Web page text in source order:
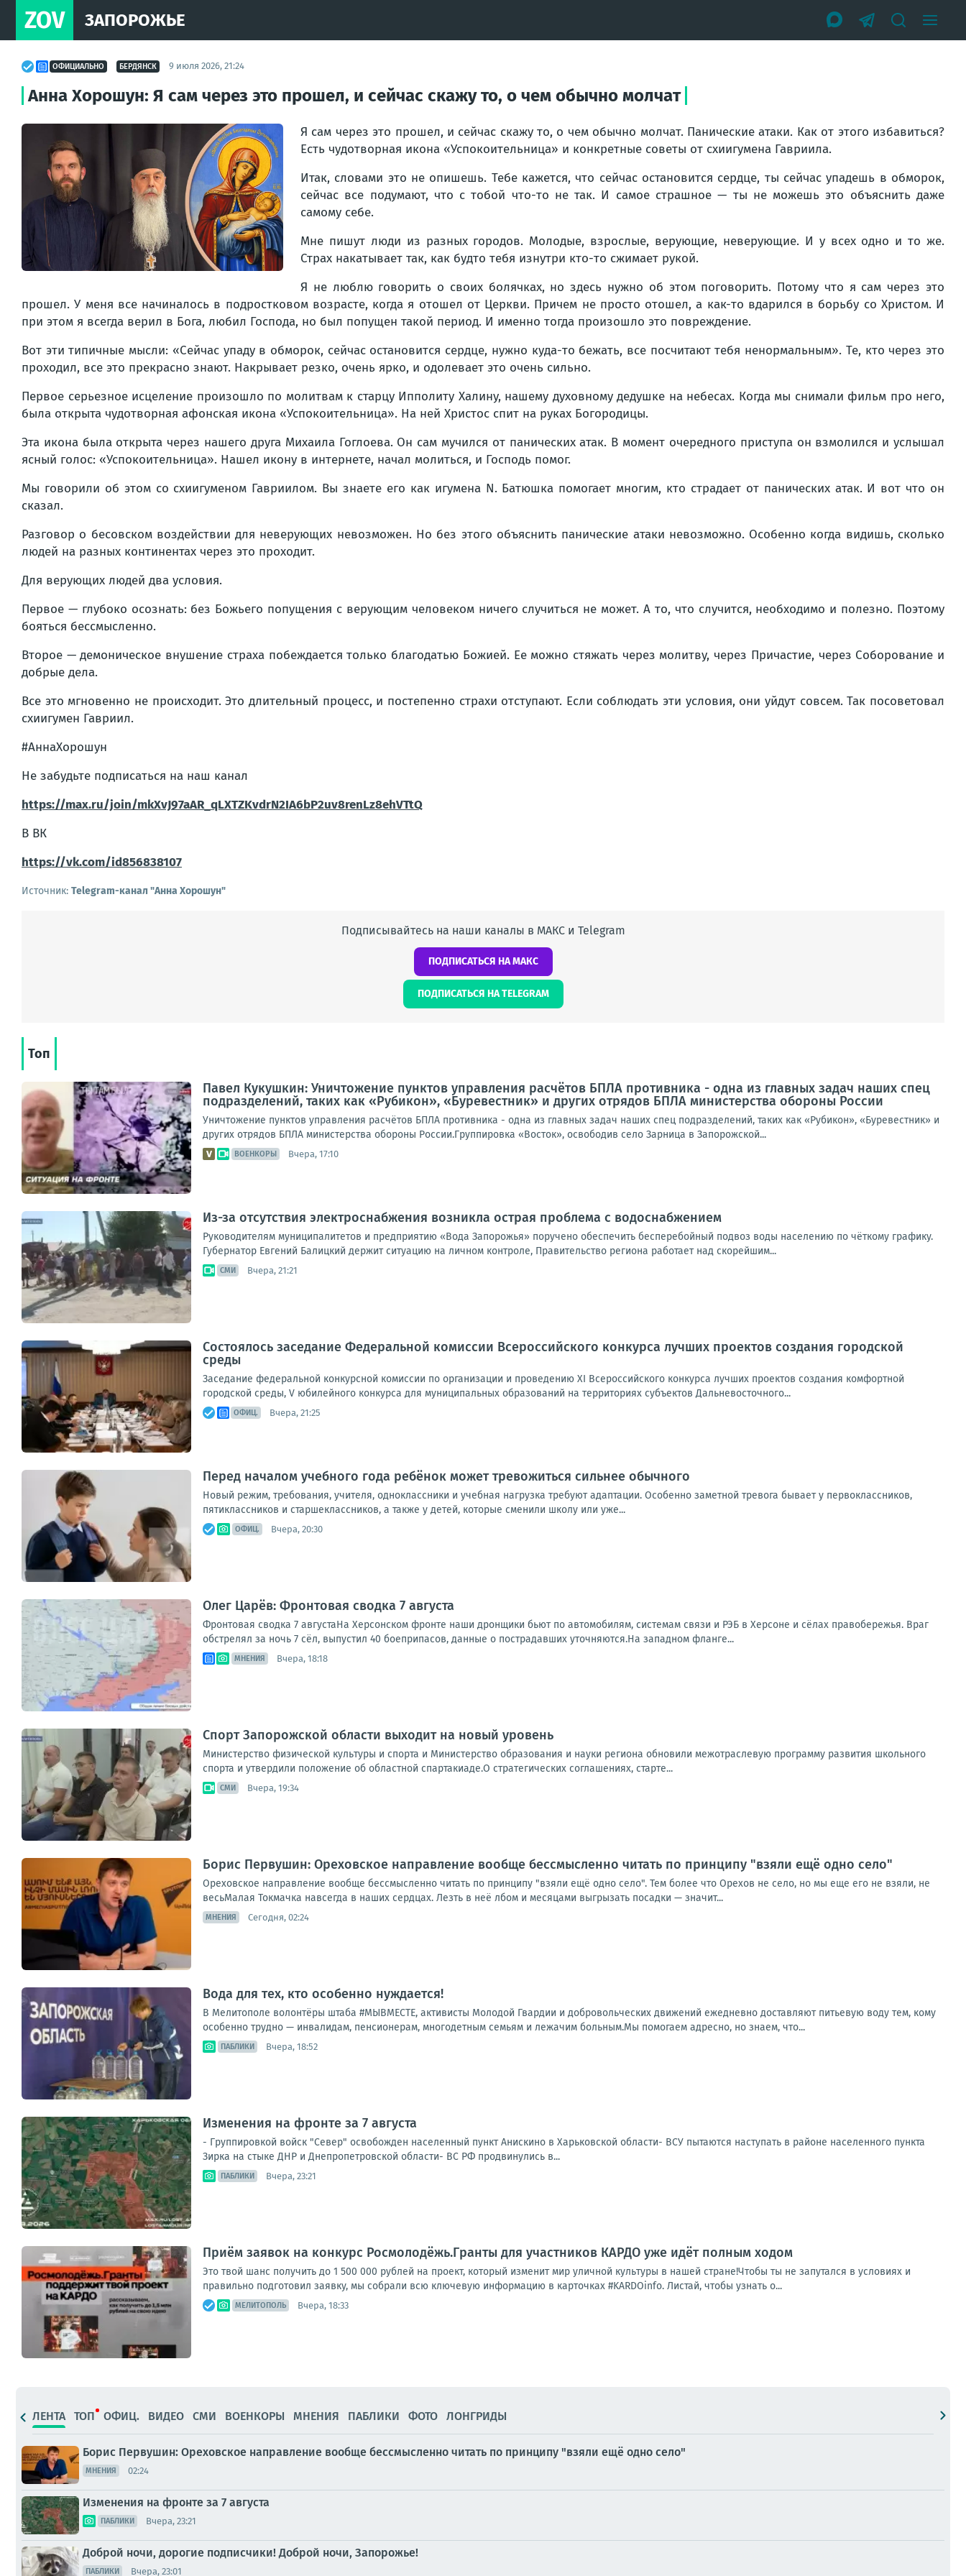
ZOV ЗАПОРОЖЬЕ
ОФИЦИАЛЬНО БЕРДЯНСК 9 июля 2026, 21:24
Анна Хорошун: Я сам через это прошел, и сейчас скажу то, о чем обычно молчат
Я сам через это прошел, и сейчас скажу то, о чем обычно молчат. Панические атаки. Как от этого избавиться?
Есть чудотворная икона «Успокоительница» и конкретные советы от схиигумена Гавриила.
Итак, словами это не опишешь. Тебе кажется, что сейчас остановится сердце, ты сейчас упадешь в обморок,
сейчас все подумают, что с тобой что-то не так. И самое страшное — ты не можешь это объяснить даже
самому себе.
Мне пишут люди из разных городов. Молодые, взрослые, верующие, неверующие. И у всех одно и то же.
Страх накатывает так, как будто тебя изнутри кто-то сжимает рукой.
Я не люблю говорить о своих болячках, но здесь нужно об этом поговорить. Потому что я сам через это
прошел. У меня все начиналось в подростковом возрасте, когда я отошел от Церкви. Причем не просто отошел, а как-то вдарился в борьбу со Христом. И
при этом я всегда верил в Бога, любил Господа, но был попущен такой период. И именно тогда произошло это повреждение.
Вот эти типичные мысли: «Сейчас упаду в обморок, сейчас остановится сердце, нужно куда-то бежать, все посчитают тебя ненормальным». Те, кто через это
проходил, все это прекрасно знают. Накрывает резко, очень ярко, и одолевает это очень сильно.
Первое серьезное исцеление произошло по молитвам к старцу Ипполиту Халину, нашему духовному дедушке на небесах. Когда мы снимали фильм про него,
была открыта чудотворная афонская икона «Успокоительница». На ней Христос спит на руках Богородицы.
Эта икона была открыта через нашего друга Михаила Гоглоева. Он сам мучился от панических атак. В момент очередного приступа он взмолился и услышал
ясный голос: «Успокоительница». Нашел икону в интернете, начал молиться, и Господь помог.
Мы говорили об этом со схиигуменом Гавриилом. Вы знаете его как игумена N. Батюшка помогает многим, кто страдает от панических атак. И вот что он
сказал.
Разговор о бесовском воздействии для неверующих невозможен. Но без этого объяснить панические атаки невозможно. Особенно когда видишь, сколько
людей на разных континентах через это проходит.
Для верующих людей два условия.
Первое — глубоко осознать: без Божьего попущения с верующим человеком ничего случиться не может. А то, что случится, необходимо и полезно. Поэтому
бояться бессмысленно.
Второе — демоническое внушение страха побеждается только благодатью Божией. Ее можно стяжать через молитву, через Причастие, через Соборование и
добрые дела.
Все это мгновенно не происходит. Это длительный процесс, и постепенно страхи отступают. Если соблюдать эти условия, они уйдут совсем. Так посоветовал
схиигумен Гавриил.
#АннаХорошун
Не забудьте подписаться на наш канал
https://max.ru/join/mkXvJ97aAR_qLXTZKvdrN2IA6bP2uv8renLz8ehVTtQ
В ВК
https://vk.com/id856838107
Источник: Telegram-канал "Анна Хорошун"
Подписывайтесь на наши каналы в МАКС и Telegram
ПОДПИСАТЬСЯ НА МАКС
ПОДПИСАТЬСЯ НА TELEGRAM
Топ
Павел Кукушкин: Уничтожение пунктов управления расчётов БПЛА противника - одна из главных задач наших спец
подразделений, таких как «Рубикон», «Буревестник» и других отрядов БПЛА министерства обороны России
Уничтожение пунктов управления расчётов БПЛА противника - одна из главных задач наших спец подразделений, таких как «Рубикон», «Буревестник» и
других отрядов БПЛА министерства обороны России.Группировка «Восток», освободив село Зарница в Запорожской...
ВОЕНКОРЫ Вчера, 17:10
Из-за отсутствия электроснабжения возникла острая проблема с водоснабжением
Руководителям муниципалитетов и предприятию «Вода Запорожья» поручено обеспечить бесперебойный подвоз воды населению по чёткому графику.
Губернатор Евгений Балицкий держит ситуацию на личном контроле, Правительство региона работает над скорейшим...
СМИ Вчера, 21:21
Состоялось заседание Федеральной комиссии Всероссийского конкурса лучших проектов создания городской
среды
Заседание федеральной конкурсной комиссии по организации и проведению XI Всероссийского конкурса лучших проектов создания комфортной
городской среды, V юбилейного конкурса для муниципальных образований на территориях субъектов Дальневосточного...
ОФИЦ. Вчера, 21:25
Перед началом учебного года ребёнок может тревожиться сильнее обычного
Новый режим, требования, учителя, одноклассники и учебная нагрузка требуют адаптации. Особенно заметной тревога бывает у первоклассников,
пятиклассников и старшеклассников, а также у детей, которые сменили школу или уже...
ОФИЦ. Вчера, 20:30
Олег Царёв: Фронтовая сводка 7 августа
Фронтовая сводка 7 августаНа Херсонском фронте наши дронщики бьют по автомобилям, системам связи и РЭБ в Херсоне и сёлах правобережья. Враг
обстрелял за ночь 7 сёл, выпустил 40 боеприпасов, данные о пострадавших уточняются.На западном фланге...
МНЕНИЯ Вчера, 18:18
Спорт Запорожской области выходит на новый уровень
Министерство физической культуры и спорта и Министерство образования и науки региона обновили межотраслевую программу развития школьного
спорта и утвердили положение об областной спартакиаде.О стратегических соглашениях, старте...
СМИ Вчера, 19:34
Борис Первушин: Ореховское направление вообще бессмысленно читать по принципу "взяли ещё одно село"
Ореховское направление вообще бессмысленно читать по принципу "взяли ещё одно село". Тем более что Орехов не село, но мы еще его не взяли, не
весьМалая Токмачка навсегда в наших сердцах. Лезть в неё лбом и месяцами выгрызать посадки — значит...
МНЕНИЯ Сегодня, 02:24
Вода для тех, кто особенно нуждается!
В Мелитополе волонтёры штаба #МЫВМЕСТЕ, активисты Молодой Гвардии и добровольческих движений ежедневно доставляют питьевую воду тем, кому
особенно трудно — инвалидам, пенсионерам, многодетным семьям и лежачим больным.Мы помогаем адресно, но знаем, что...
ПАБЛИКИ Вчера, 18:52
Изменения на фронте за 7 августа
- Группировкой войск "Север" освобожден населенный пункт Анискино в Харьковской области- ВСУ пытаются наступать в районе населенного пункта
Зирка на стыке ДНР и Днепропетровской области- ВС РФ продвинулись в...
ПАБЛИКИ Вчера, 23:21
Приём заявок на конкурс Росмолодёжь.Гранты для участников КАРДО уже идёт полным ходом
Это твой шанс получить до 1 500 000 рублей на проект, который изменит мир уличной культуры в нашей стране!Чтобы ты не запутался в условиях и
правильно подготовил заявку, мы собрали всю ключевую информацию в карточках #KARDOinfo. Листай, чтобы узнать о...
МЕЛИТОПОЛЬ Вчера, 18:33
ЛЕНТА ТОП ОФИЦ. ВИДЕО СМИ ВОЕНКОРЫ МНЕНИЯ ПАБЛИКИ ФОТО ЛОНГРИДЫ
Борис Первушин: Ореховское направление вообще бессмысленно читать по принципу "взяли ещё одно село"
МНЕНИЯ 02:24
Изменения на фронте за 7 августа
ПАБЛИКИ Вчера, 23:21
Доброй ночи, дорогие подписчики! Доброй ночи, Запорожье!
ПАБЛИКИ Вчера, 23:01